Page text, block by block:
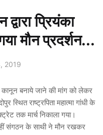
प्रियंका
मौन प्रदर्शन...
2019
बनाये जाने की मांग को लेकर
स्थित राष्ट्रपिता महात्मा गांधी के
तक मार्च निकाला गया।
संगठन के साथी ने मौन रखकर